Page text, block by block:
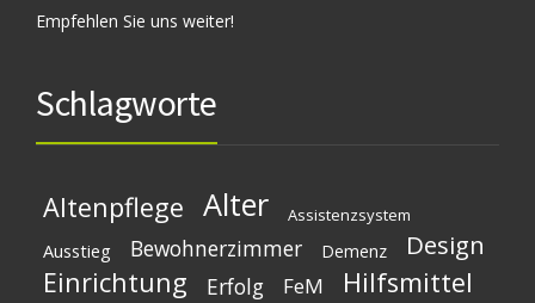
Empfehlen Sie uns weiter!
Schlagworte
Altenpflege Alter Assistenzsystem
Ausstieg Bewohnerzimmer Demenz Design
Einrichtung Erfolg FeM Hilfsmittel